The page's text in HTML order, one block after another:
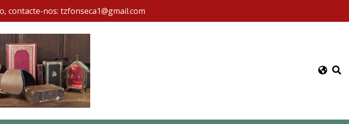
contacte-nos: tzfonseca1@gmail.com